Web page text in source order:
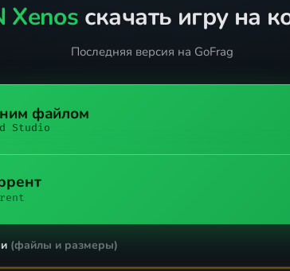
Xenos скачать игру на
Последняя версия на GoFrag
файлом
Studio
(файлы и размеры)